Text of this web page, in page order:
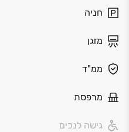
• מתקני ספורט
• פארקים ירוקים ומטופחים
ישנן יצירות שנולדות פעם
ביותר.
לצד שקט פסטורלי יוצא דופן
חניה
מזגן
ממ"ד
מרפסת
גישה לנכים